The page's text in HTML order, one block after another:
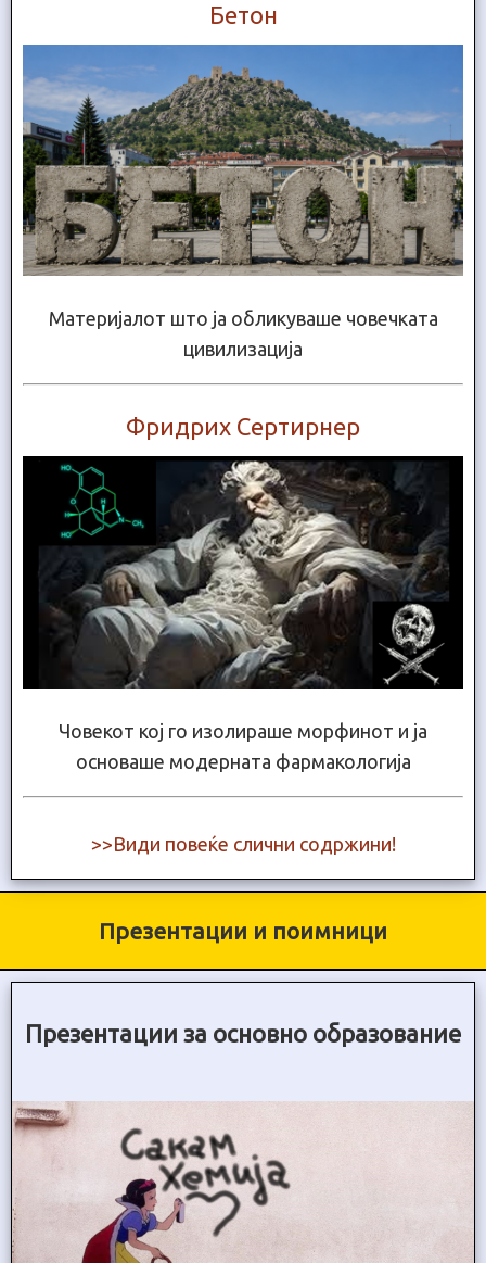
Бетон
Материјалот што ја обликуваше човечката
цивилизација
Фридрих Сертирнер
Човекот кој го изолираше морфинот и ја
основаше модерната фармакологија
>>Види повеќе слични содржини!
Презентации и поимници
Презентации за основно образование